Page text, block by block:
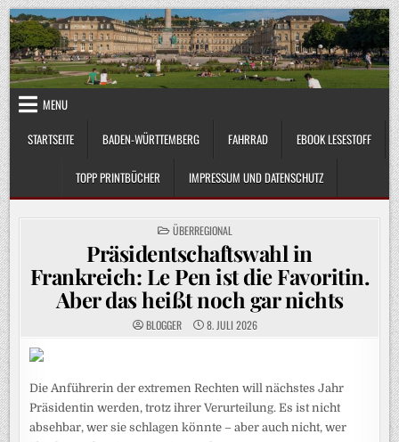
Skip
to
content
MENU
STARTSEITE
BADEN-WÜRTTEMBERG FAHRRAD EBOOK LESESTOFF
TOPP PRINTBÜCHER IMPRESSUM UND DATENSCHUTZ
POSTED
IN
ÜBERREGIONAL
Präsidentschaftswahl in
Frankreich: Le Pen ist die Favoritin.
Aber das heißt noch gar nichts
BLOGGER 8. JULI 2026
Die Anführerin der extremen Rechten will nächstes Jahr
Präsidentin werden, trotz ihrer Verurteilung. Es ist nicht
absehbar, wer sie schlagen könnte – aber auch nicht, wer